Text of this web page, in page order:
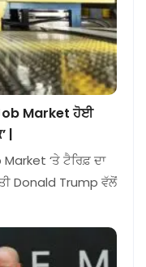
Market ਹੋਈ
|
‘ਤੇ ਟੈਰਿਫ਼ ਦਾ
Donald Trump ਵੱਲੋਂ